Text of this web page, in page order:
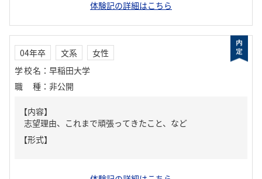
体験記の詳細はこちら
04年卒 文系
女性
学校名 ： 早稲田大学
職種 ： 非公開
【内容】
志望理由、これまで頑張ってきたこと、など
【形式】